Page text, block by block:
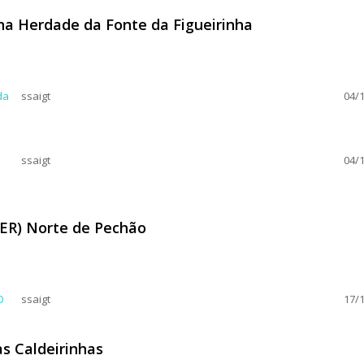
Herdade da Fonte da Figueirinha
ssaigt 04/
ssaigt 04/
Norte de Pechão
ssaigt 17/
Caldeirinhas